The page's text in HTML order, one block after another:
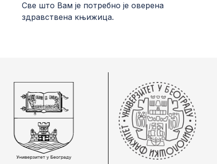
Све што Вам је потребно је оверена
здравствена књижица.